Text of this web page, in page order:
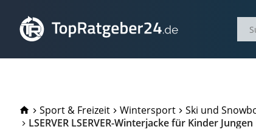
TopRatgeber24.de
Sport & Freizeit Wintersport Ski und
LSERVER LSERVER-Winterjacke für Kinder